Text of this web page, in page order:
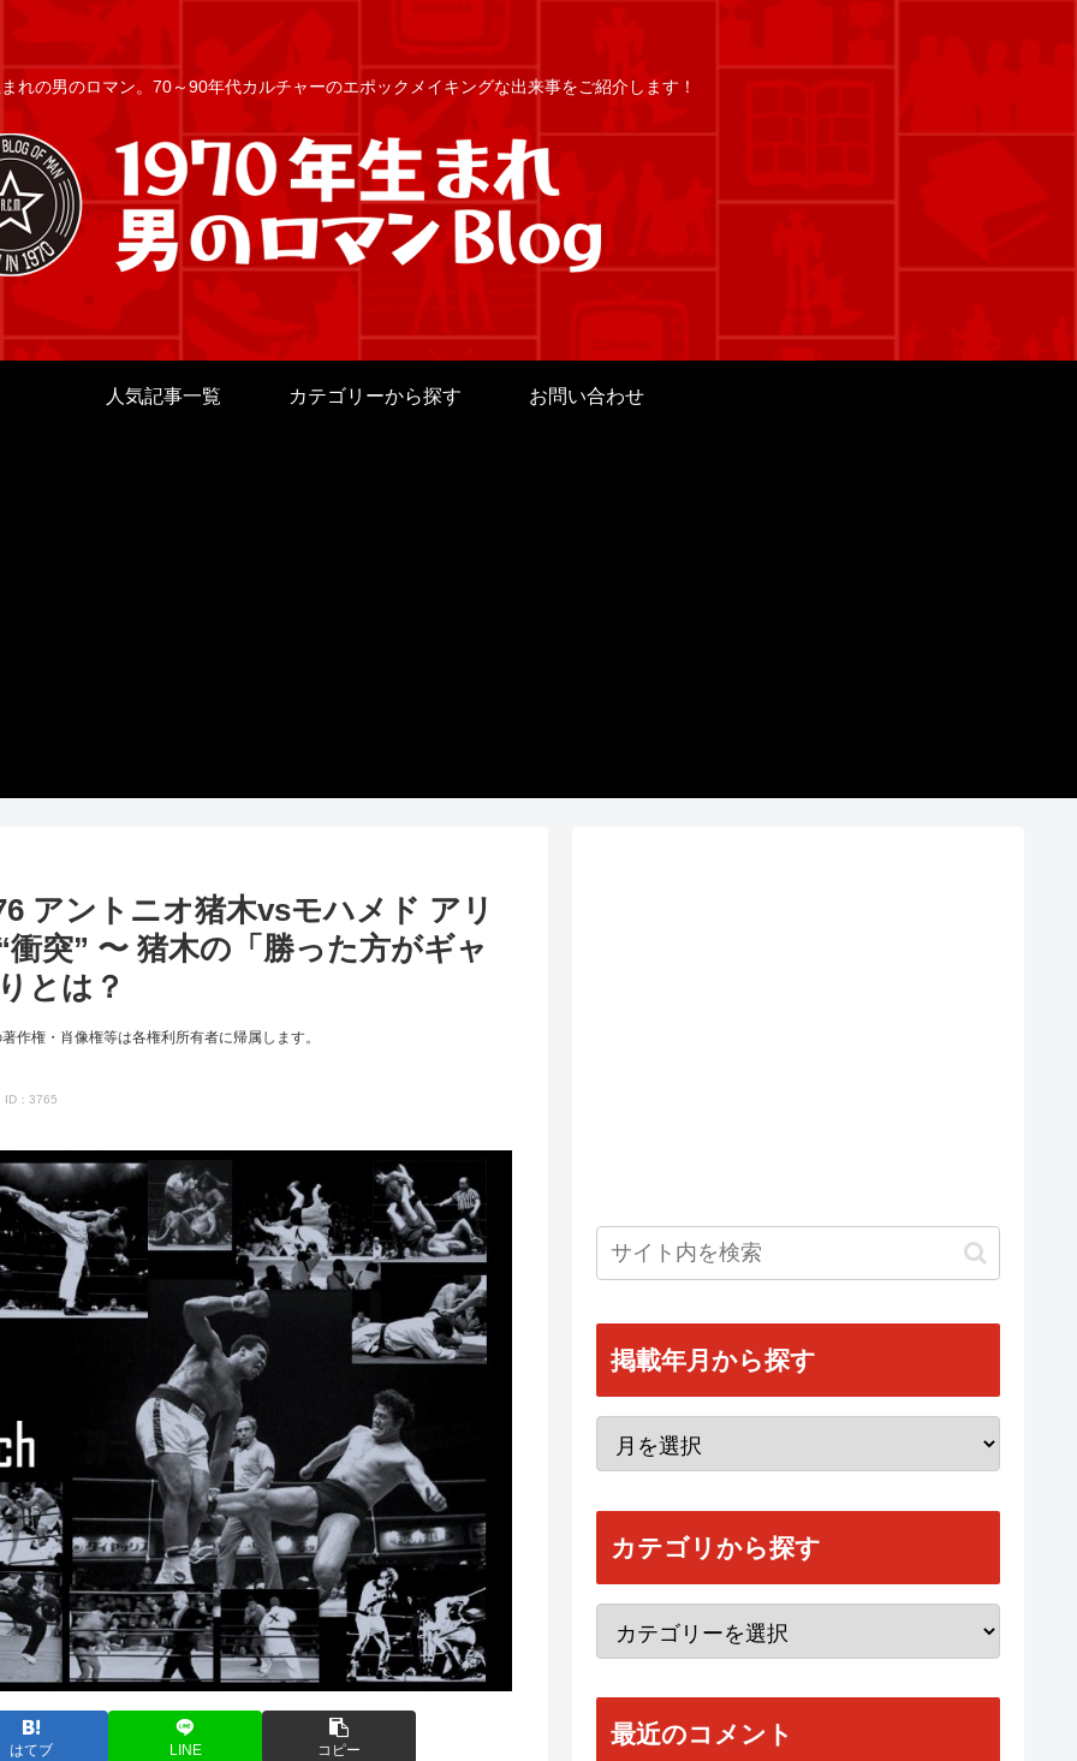
れの男のロマン。70～90年代カルチャーのエポックメイキングな出来事をご紹介します！
人気記事一覧 カテゴリーから探す お問い合わせ
アントニオ猪木vsモハメド アリ
突” 〜 猪木の「勝った方がギャ
とは？
作権・肖像権等は各権利所有者に帰属します。
ID：3765
はてブ LINE コピー
掲載年月から探す
カテゴリから探す
最近のコメント